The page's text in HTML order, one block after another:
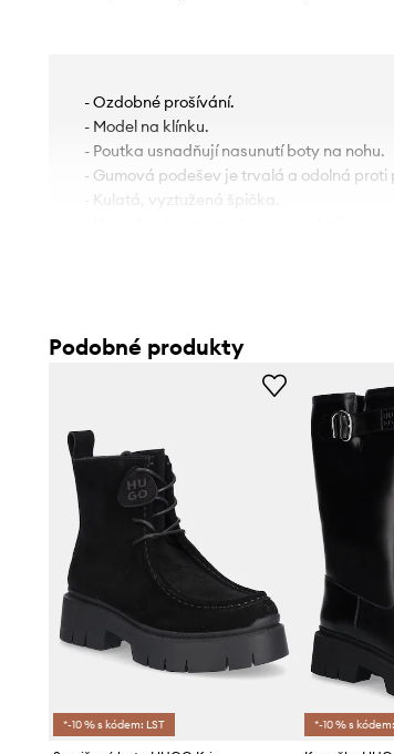
- Ozdobné prošívání.
- Model na klínku.
- Poutka usnadňují nasunutí boty na nohu.
- Gumová podešev je trvalá a odolná proti
- Kulatá, vyztužená špička.
Podobné produkty
*-10 % s kódem: LST *-10 % s